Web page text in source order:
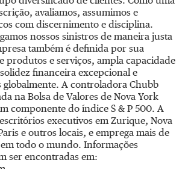
avaliamos, assumimos e
com discernimento e disciplina.
nossos sinistros de maneira justa
também é definida por sua
produtos e serviços, ampla capacidade
financeira excepcional e
globalmente. A controladora Chubb
na Bolsa de Valores de Nova York
componente do índice S & P 500. A
executivos em Zurique, Nova
e outros locais, e emprega mais de
todo o mundo. Informações
ser encontradas em: